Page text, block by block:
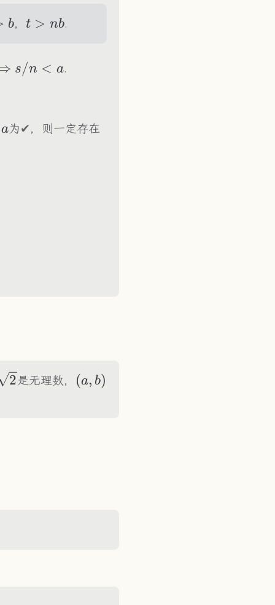
b， t>nb
t > nb.
s/n<a
s/n < a.
a为✔，则一定存在
1}{n}+\frac{1}{n}<a+(b-a)=b
2是无理数， (a,b)
(a, b)